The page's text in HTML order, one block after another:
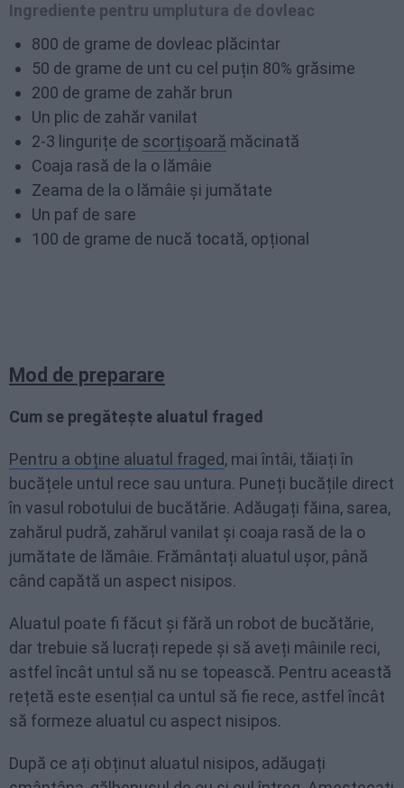
Ingrediente pentru umplutura de dovleac
800 de grame de dovleac plăcintar
50 de grame de unt cu cel puțin 80% grăsime
200 de grame de zahăr brun
Un plic de zahăr vanilat
2-3 lingurițe de scorțișoară măcinată
Coaja rasă de la o lămâie
Zeama de la o lămâie și jumătate
Un paf de sare
100 de grame de nucă tocată, opțional
Mod de preparare
Cum se pregătește aluatul fraged
Pentru a obține aluatul fraged, mai întâi, tăiați în
bucățele untul rece sau untura. Puneți bucățile direct
în vasul robotului de bucătărie. Adăugați făina, sarea,
zahărul pudră, zahărul vanilat și coaja rasă de la o
jumătate de lămâie. Frământați aluatul ușor, până
când capătă un aspect nisipos.
Aluatul poate fi făcut și fără un robot de bucătărie,
dar trebuie să lucrați repede și să aveți mâinile reci,
astfel încât untul să nu se topească. Pentru această
rețetă este esențial ca untul să fie rece, astfel încât
să formeze aluatul cu aspect nisipos.
După ce ați obținut aluatul nisipos, adăugați